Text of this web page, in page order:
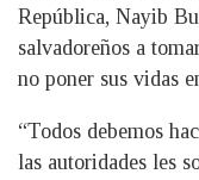
República, Nayib
salvadoreños a
no poner sus vidas
“Todos debemos
las autoridades les